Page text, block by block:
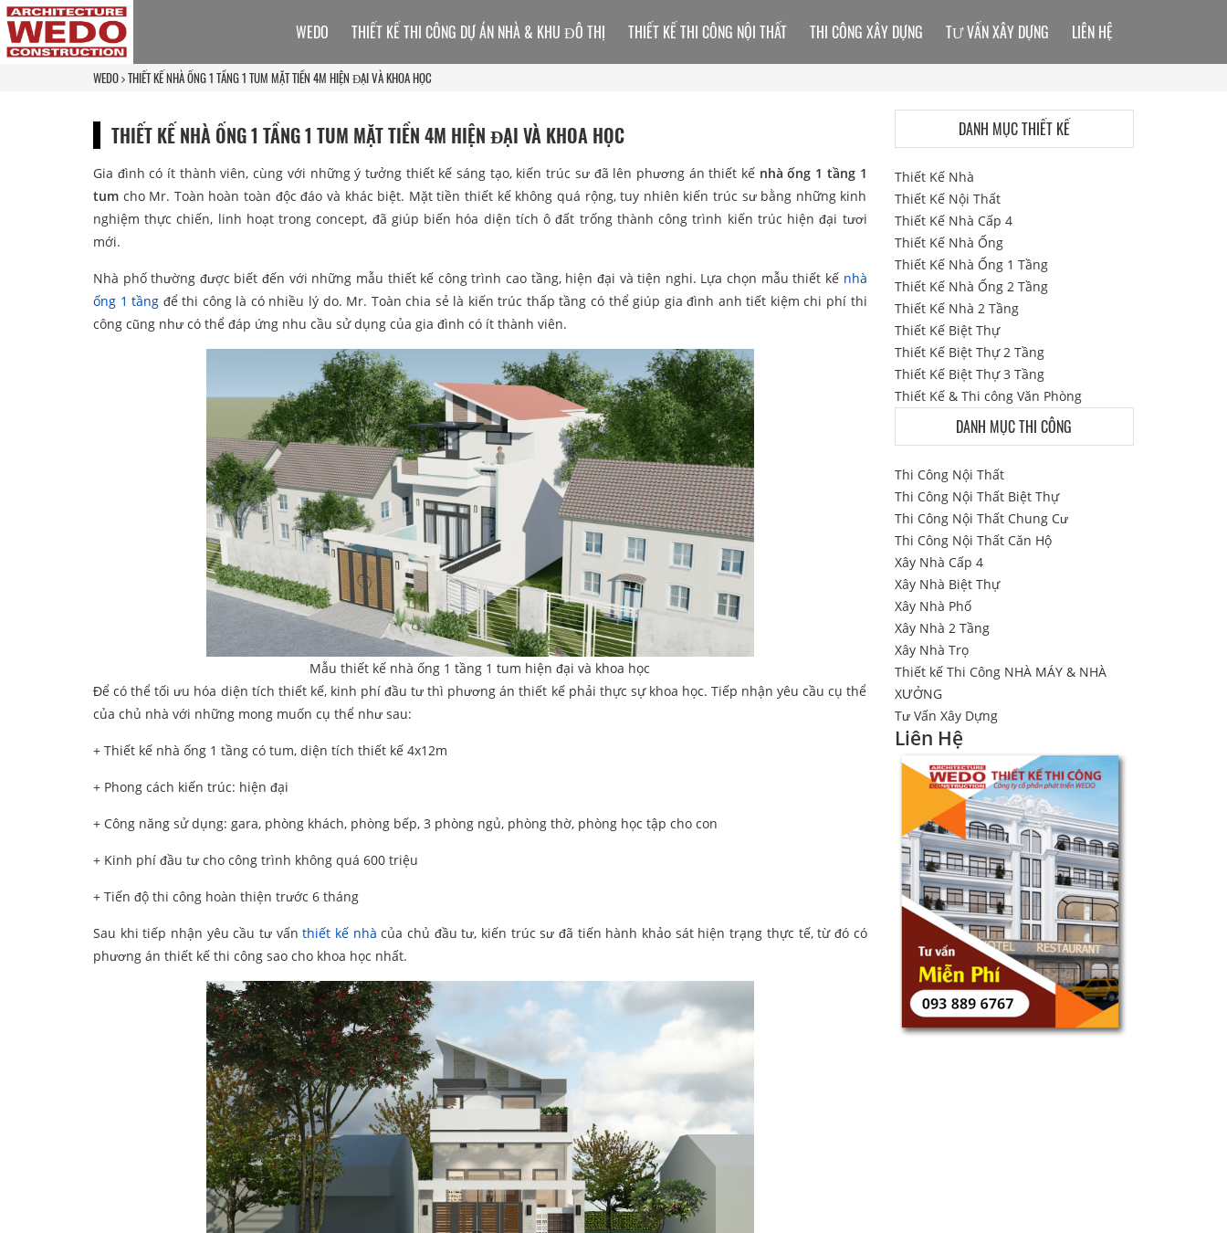
WEDO THIẾT KẾ NHÀ ỐNG 1 TẦNG 1 TUM MẶT TIỀN 4M HIỆN ĐẠI VÀ KHOA HỌC
THIẾT KẾ NHÀ ỐNG 1 TẦNG 1 TUM MẶT TIỀN 4M HIỆN ĐẠI VÀ KHOA HỌC
Gia đình có ít thành viên, cùng với những ý tưởng thiết kế sáng tạo, kiến trúc sư đã lên phương án thiết kế nhà ống 1 tầng 1
tum cho Mr. Toàn hoàn toàn độc đáo và khác biệt. Mặt tiền thiết kế không quá rộng, tuy nhiên kiến trúc sư bằng những kinh
nghiệm thực chiến, linh hoạt trong concept, đã giúp biến hóa diện tích ô đất trống thành công trình kiến trúc hiện đại tươi
mới.
Nhà phố thường được biết đến với những mẫu thiết kế công trình cao tầng, hiện đại và tiện nghi. Lựa chọn mẫu thiết kế nhà
ống 1 tầng để thi công là có nhiều lý do. Mr. Toàn chia sẻ là kiến trúc thấp tầng có thể giúp gia đình anh tiết kiệm chi phí thi
công cũng như có thể đáp ứng nhu cầu sử dụng của gia đình có ít thành viên.
Mẫu thiết kế nhà ống 1 tầng 1 tum hiện đại và khoa học
Để có thể tối ưu hóa diện tích thiết kế, kinh phí đầu tư thì phương án thiết kế phải thực sự khoa học. Tiếp nhận yêu cầu cụ thể
của chủ nhà với những mong muốn cụ thể như sau:
+ Thiết kế nhà ống 1 tầng có tum, diện tích thiết kế 4x12m
+ Phong cách kiến trúc: hiện đại
+ Công năng sử dụng: gara, phòng khách, phòng bếp, 3 phòng ngủ, phòng thờ, phòng học tập cho con
+ Kinh phí đầu tư cho công trình không quá 600 triệu
+ Tiến độ thi công hoàn thiện trước 6 tháng
Sau khi tiếp nhận yêu cầu tư vấnthiết kế nhà của chủ đầu tư, kiến trúc sư đã tiến hành khảo sát hiện trạng thực tế, từ đó có
phương án thiết kế thi công sao cho khoa học nhất.
WEDO THIẾT KẾ THI CÔNG DỰ ÁN NHÀ & KHU ĐÔ THỊ THIẾT KẾ THI CÔNG NỘI THẤT THI CÔNG XÂY DỰNG TƯ VẤN XÂY DỰNG LIÊN HỆ
DANH MỤC THIẾT KẾ
Thiết Kế Nhà
Thiết Kế Nội Thất
Thiết Kế Nhà Cấp 4
Thiết Kế Nhà Ống
Thiết Kế Nhà Ống 1 Tầng
Thiết Kế Nhà Ống 2 Tầng
Thiết Kế Nhà 2 Tầng
Thiết Kế Biệt Thự
Thiết Kế Biệt Thự 2 Tầng
Thiết Kế Biệt Thự 3 Tầng
Thiết Kế & Thi công Văn Phòng
DANH MỤC THI CÔNG
Thi Công Nội Thất
Thi Công Nội Thất Biệt Thự
Thi Công Nội Thất Chung Cư
Thi Công Nội Thất Căn Hộ
Xây Nhà Cấp 4
Xây Nhà Biệt Thự
Xây Nhà Phố
Xây Nhà 2 Tầng
Xây Nhà Trọ
Thiết kế Thi Công NHÀ MÁY & NHÀ
XƯỞNG
Tư Vấn Xây Dựng
Liên Hệ